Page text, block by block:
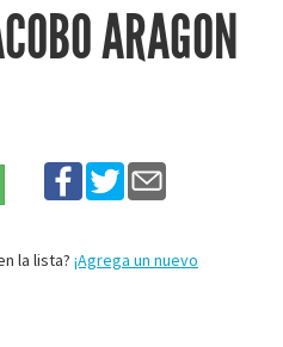
ARAGON
la lista? ¡Agrega un nuevo